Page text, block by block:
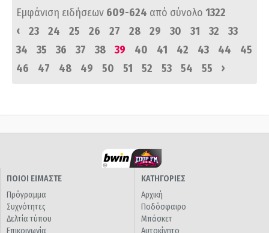
Εμφάνιση ειδήσεων 609-624 από σύνολο 1322
‹
23 24 25 26 27 28 29 30 31 32
33
34
35 36 37 38 39 40 41 42 43 44
45
46
47 48 49 50 51 52 53 54 55 ›
ΠΟΙΟΙ ΕΙΜΑΣΤΕ
Πρόγραμμα
Συχνότητες
Δελτία τύπου
Επικοινωνία
ΚΑΤΗΓΟΡΙΕΣ
Αρχική
Ποδόσφαιρο
Μπάσκετ
Αυτοκίνητο